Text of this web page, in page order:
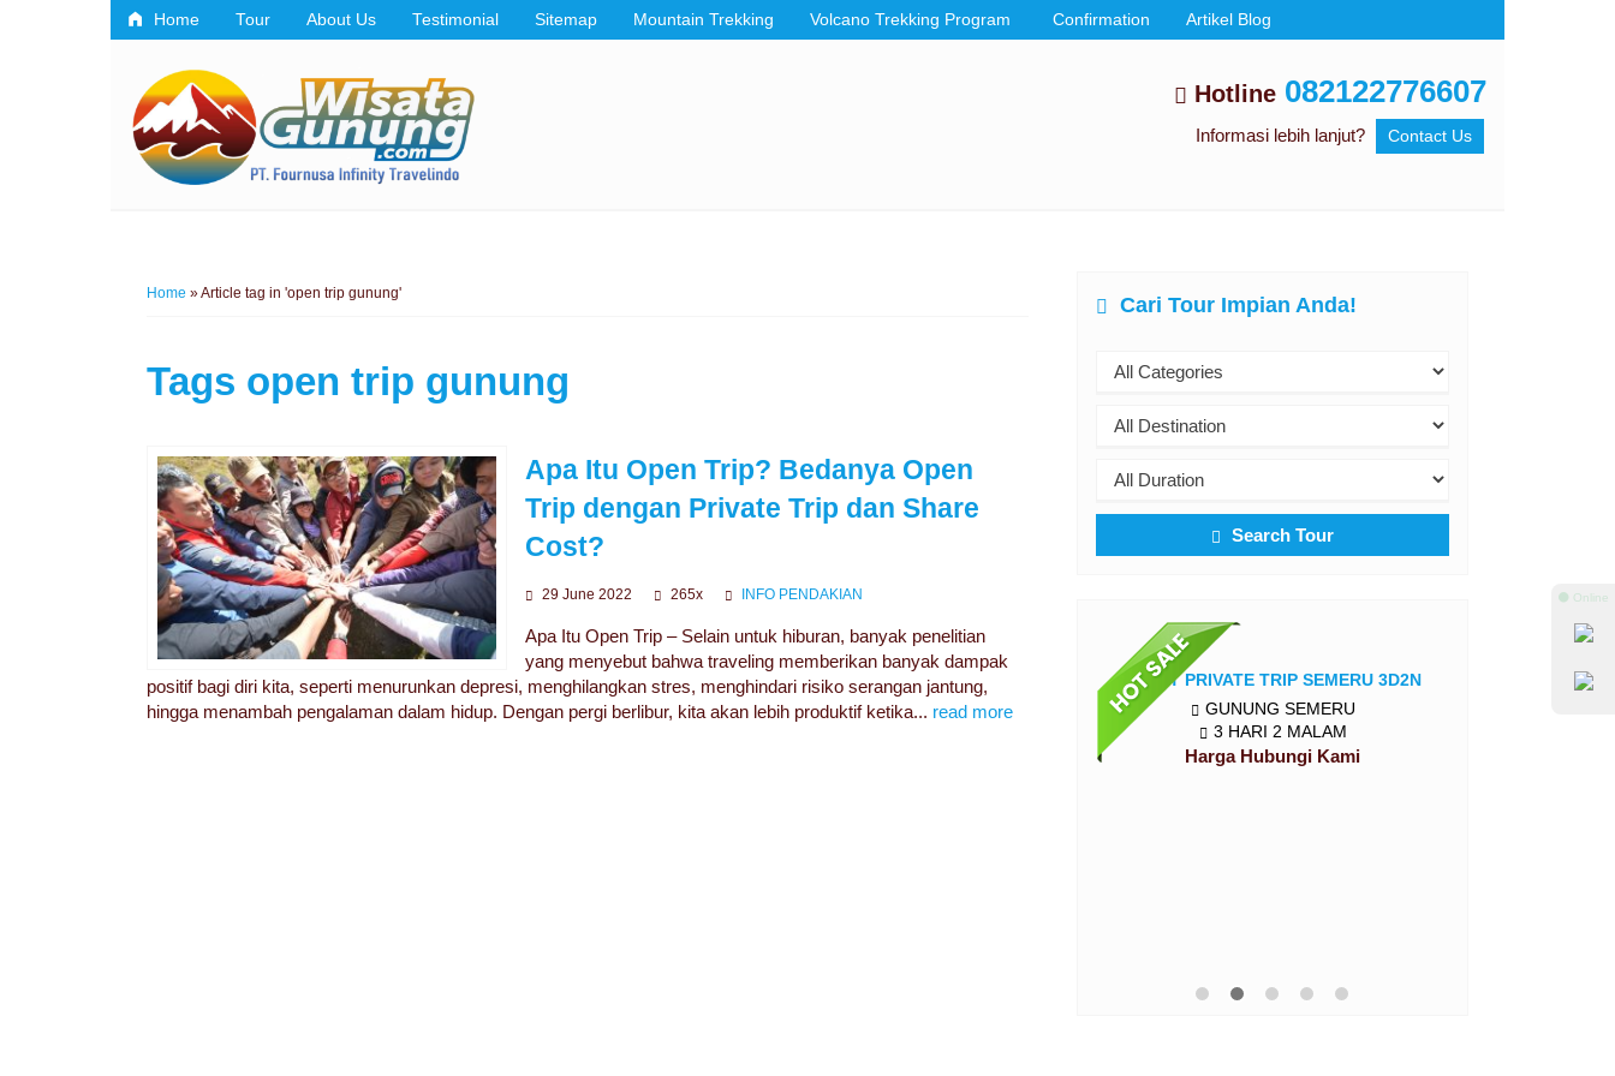
Home Tour About Us Testimonial Sitemap Mountain Trekking Volcano Trekking Program Confirmation Artikel Blog
Hotline 082122776607
Informasi lebih lanjut? Contact Us
Home »Article tag in 'open trip gunung'
Tags open trip gunung
Apa Itu Open Trip? Bedanya Open
Trip dengan Private Trip dan Share
Cost?
29 June 2022 265x INFO PENDAKIAN
Apa Itu Open Trip – Selain untuk hiburan, banyak penelitian
yang menyebut bahwa traveling memberikan banyak dampak
positif bagi diri kita, seperti menurunkan depresi, menghilangkan stres, menghindari risiko serangan jantung,
hingga menambah pengalaman dalam hidup. Dengan pergi berlibur, kita akan lebih produktif ketika... read more
Cari Tour Impian Anda!
Search Tour
PRIVATE TRIP BUKIT RAYA
GUNUNG BUKIT RAYA
PAKET PRIVATE TRIP SEMERU 3D2N
GUNUNG SEMERU
3 HARI 2 MALAM
Harga Hubungi Kami
⚫ Online